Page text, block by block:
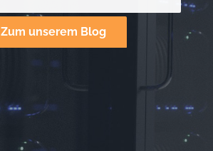
Zum unserem Blog